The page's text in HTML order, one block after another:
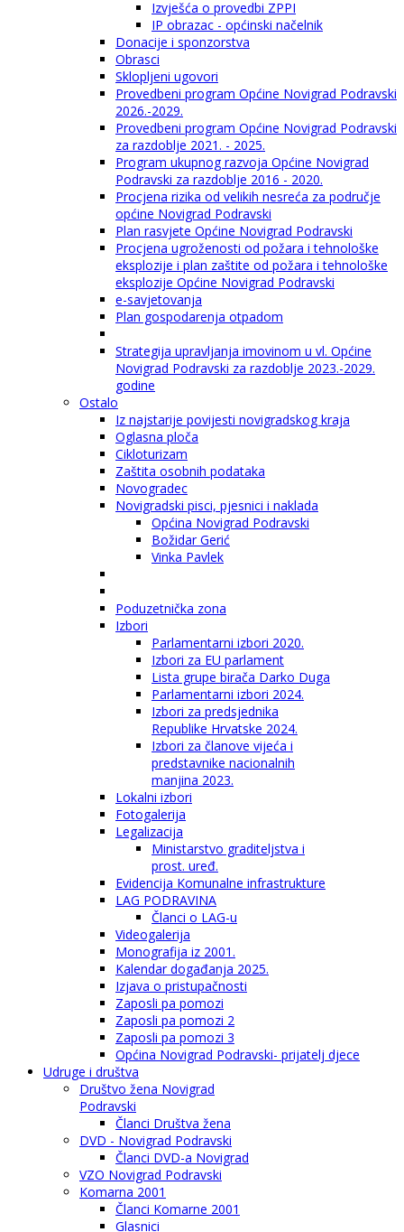
Izvješća o provedbi ZPPI
IP obrazac - općinski načelnik
Donacije i sponzorstva
Obrasci
Sklopljeni ugovori
Provedbeni program Općine Novigrad Podravski
2026.-2029.
Provedbeni program Općine Novigrad Podravski
za razdoblje 2021. - 2025.
Program ukupnog razvoja Općine Novigrad
Podravski za razdoblje 2016 - 2020.
Procjena rizika od velikih nesreća za područje
općine Novigrad Podravski
Plan rasvjete Općine Novigrad Podravski
Procjena ugroženosti od požara i tehnološke
eksplozije i plan zaštite od požara i tehnološke
eksplozije Općine Novigrad Podravski
e-savjetovanja
Plan gospodarenja otpadom
Strategija upravljanja imovinom u vl. Općine
Novigrad Podravski za razdoblje 2023.-2029.
godine
Ostalo
Iz najstarije povijesti novigradskog kraja
Oglasna ploča
Cikloturizam
Zaštita osobnih podataka
Novogradec
Novigradski pisci, pjesnici i naklada
Općina Novigrad Podravski
Božidar Gerić
Vinka Pavlek
Poduzetnička zona
Izbori
Parlamentarni izbori 2020.
Izbori za EU parlament
Lista grupe birača Darko Duga
Parlamentarni izbori 2024.
Izbori za predsjednika
Republike Hrvatske 2024.
Izbori za članove vijeća i
predstavnike nacionalnih
manjina 2023.
Lokalni izbori
Fotogalerija
Legalizacija
Ministarstvo graditeljstva i
prost. uređ.
Evidencija Komunalne infrastrukture
LAG PODRAVINA
Članci o LAG-u
Videogalerija
Monografija iz 2001.
Kalendar događanja 2025.
Izjava o pristupačnosti
Zaposli pa pomozi
Zaposli pa pomozi 2
Zaposli pa pomozi 3
Općina Novigrad Podravski- prijatelj djece
Udruge i društva
Društvo žena Novigrad
Podravski
Članci Društva žena
DVD - Novigrad Podravski
Članci DVD-a Novigrad
VZO Novigrad Podravski
Komarna 2001
Članci Komarne 2001
Glasnici